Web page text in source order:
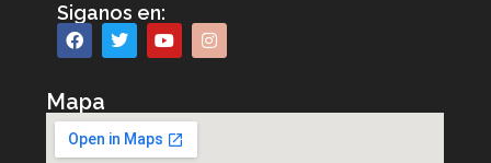
Siganos en:
Mapa